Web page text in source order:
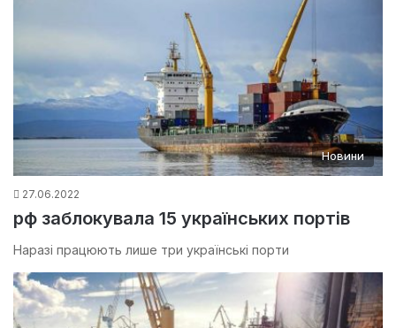
Новини
27.06.2022
рф заблокувала 15 українських портів
Наразі працюють лише три українські порти